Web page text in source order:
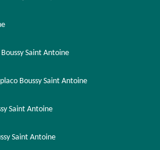
Saint Antoine
Boussy Saint Antoine
Saint Antoine
Saint Antoine